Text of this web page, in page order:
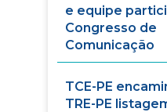
e equipe
Congresso de
Comunicação
TCE-PE
TRE-PE